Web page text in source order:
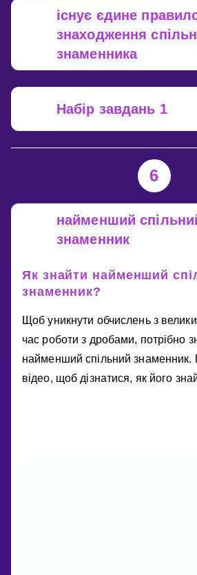
існує єдине
знаходження
знаменника
Набір завдань 1
6
найменший
знаменник
Як знайти найменший
знаменник?
Щоб уникнути обчислень з
час роботи з дробами, потрібно
найменший спільний знаменник.
відео, щоб дізнатися, як його